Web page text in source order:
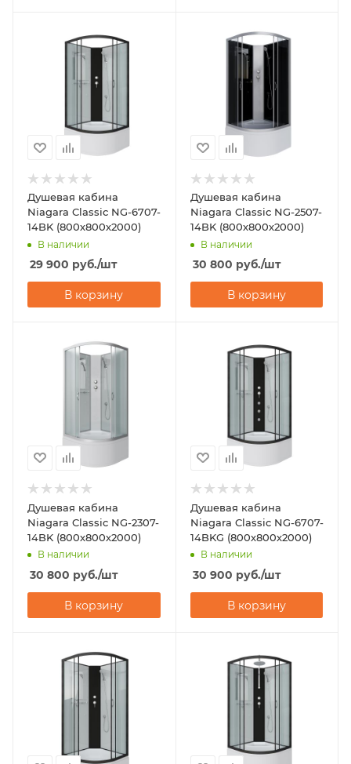
Душевая кабина
Niagara Classic NG-6707-
14BK (800х800х2000)
В наличии
29 900 руб./шт
В корзину
Душевая кабина
Niagara Classic NG-2507-
14BK (800х800х2000)
В наличии
30 800 руб./шт
В корзину
Душевая кабина
Niagara Classic NG-2307-
14BK (800х800х2000)
В наличии
30 800 руб./шт
В корзину
Душевая кабина
Niagara Classic NG-6707-
14BKG (800х800х2000)
В наличии
30 900 руб./шт
В корзину